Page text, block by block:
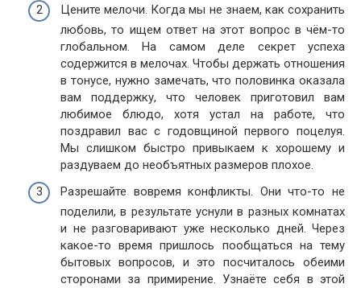
Цените мелочи. Когда мы не знаем, как сохранить
любовь, то ищем ответ на этот вопрос в чём-то
глобальном. На самом деле секрет успеха
содержится в мелочах. Чтобы держать отношения
в тонусе, нужно замечать, что половинка оказала
вам поддержку, что человек приготовил вам
любимое блюдо, хотя устал на работе, что
поздравил вас с годовщиной первого поцелуя.
Мы слишком быстро привыкаем к хорошему и
раздуваем до необъятных размеров плохое.
Разрешайте вовремя конфликты. Они что-то не
поделили, в результате уснули в разных комнатах
и не разговаривают уже несколько дней. Через
какое-то время пришлось пообщаться на тему
бытовых вопросов, и это посчиталось обеими
сторонами за примирение. Узнаёте себя в этой